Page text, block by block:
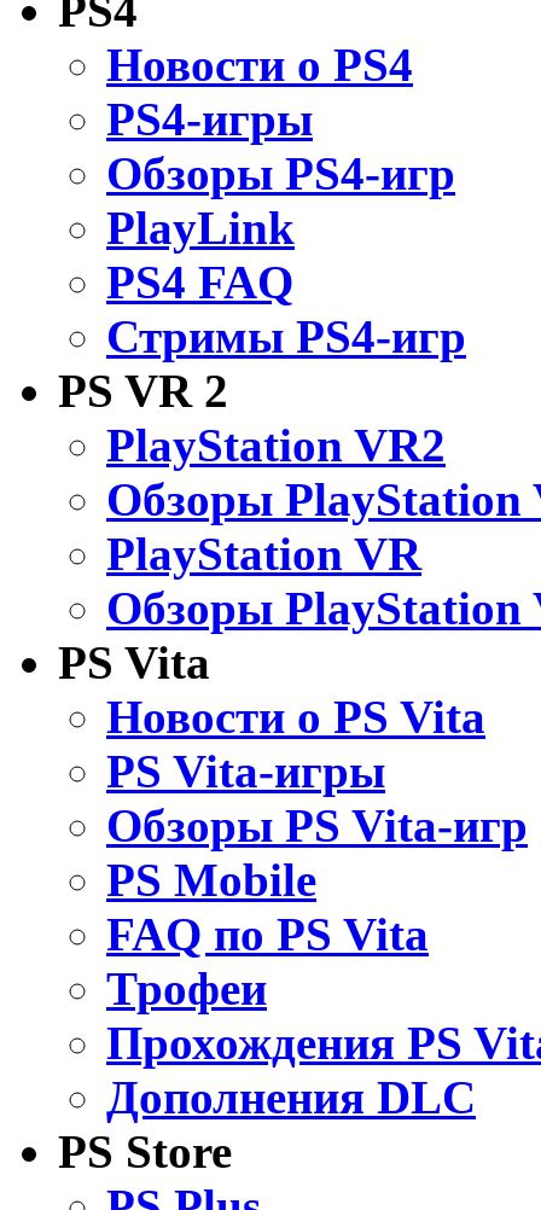
PS4
Новости о PS4
PS4-игры
Обзоры PS4-игр
PlayLink
PS4 FAQ
Стримы PS4-игр
PS VR 2
PlayStation VR2
Обзоры PlayStation
PlayStation VR
Обзоры PlayStation
PS Vita
Новости о PS Vita
PS Vita-игры
Обзоры PS Vita-игр
PS Mobile
FAQ по PS Vita
Трофеи
Прохождения PS
Дополнения DLC
PS Store